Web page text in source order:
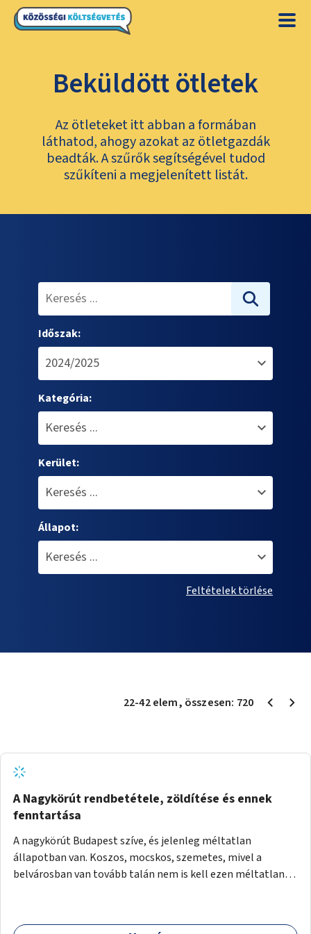
Beküldött ötletek
Az ötleteket itt abban a formában
láthatod, ahogy azokat az ötletgazdák
beadták. A szűrők segítségével tudod
szűkíteni a megjelenített listát.
Időszak:
Kategória:
Kerület:
Állapot:
Feltételek törlése
22-42elem, összesen: 720
A Nagykörút rendbetétele, zöldítése és ennek
fenntartása
A nagykörút Budapest szíve, és jelenleg méltatlan
állapotban van. Koszos, mocskos, szemetes, mivel a
belvárosban van tovább talán nem is kell ezen méltatlan,
tisztán tartásával, és nagy szükség lenne megfelelő